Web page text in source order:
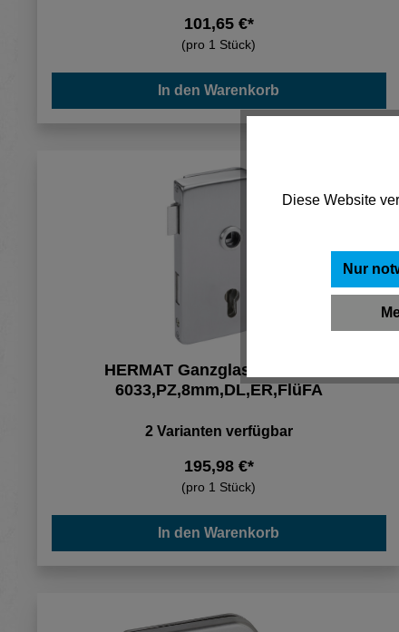
101,65 €*
(pro 1 Stück)
In den Warenkorb
HERMAT Ganzglastürschloss
6033,PZ,8mm,DL,ER,FlüFA
2 Varianten verfügbar
195,98 €*
(pro 1 Stück)
In den Warenkorb
Diese Website
Nur